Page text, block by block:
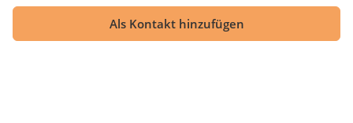
Als Kontakt hinzufügen